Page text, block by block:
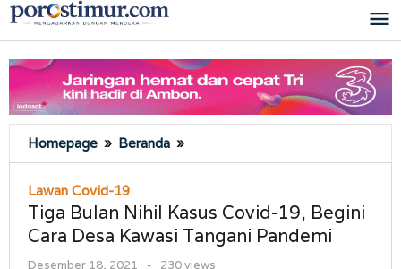
Lewati
ke
Homepage » Beranda »
Bulan
Covid-
19,
Begini
Lawan Covid-19
Tiga Bulan Nihil Kasus Covid-19, Begini
Cara Desa Kawasi Tangani Pandemi
Desember 18, 2021
oleh
-
230 views